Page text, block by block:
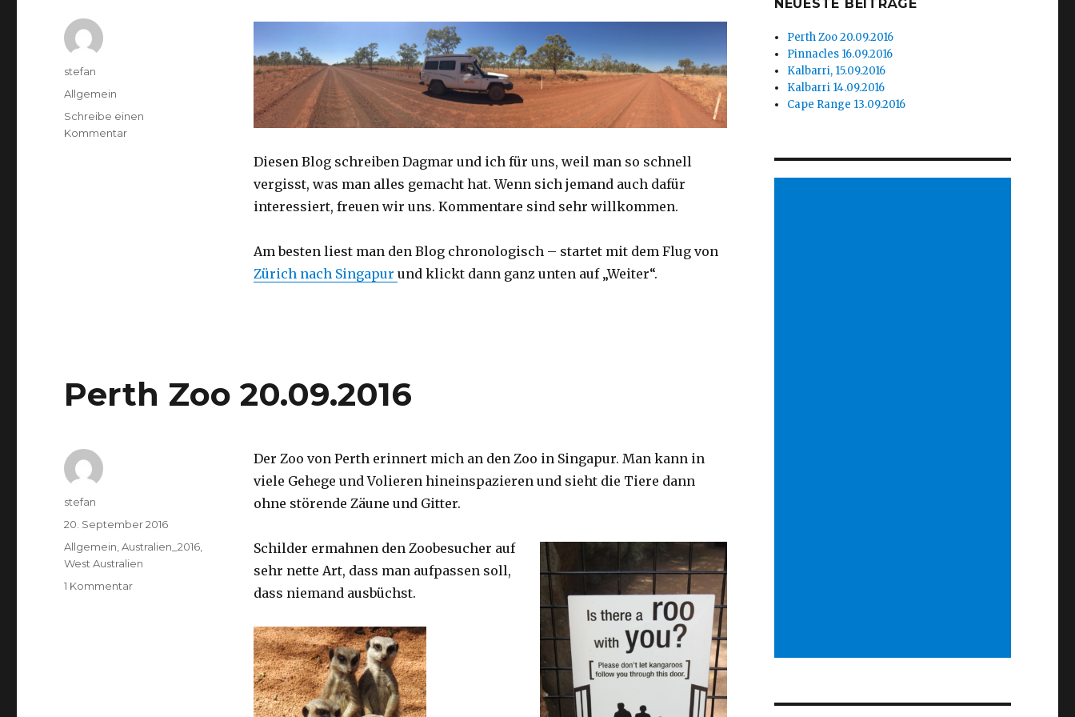
Diesen Blog schreiben Dagmar und ich für uns, weil man so schnell
vergisst, was man alles gemacht hat. Wenn sich jemand auch dafür
interessiert, freuen wir uns. Kommentare sind sehr willkommen.
Am besten liest man den Blog chronologisch – startet mit dem Flug von
Zürich nach Singapur und klickt dann ganz unten auf „Weiter“.
Autor
stefan
Kategorien
Allgemein
Schreibe einen
Kommentarzu
Perth Zoo 20.09.2016
Der Zoo von Perth erinnert mich an den Zoo in Singapur. Man kann in
viele Gehege und Volieren hineinspazieren und sieht die Tiere dann
ohne störende Zäune und Gitter.
Schilder ermahnen den Zoobesucher auf
sehr nette Art, dass man aufpassen soll,
dass niemand ausbüchst.
Autor
stefan
Veröffentlicht
am
20. September 2016
Kategorien
Allgemein,Australien_2016,
West Australien
1 Kommentarzu
NEUESTE BEITRÄGE
Perth Zoo 20.09.2016
Pinnacles 16.09.2016
Kalbarri, 15.09.2016
Kalbarri 14.09.2016
Cape Range 13.09.2016